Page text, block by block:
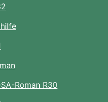
Roman R30